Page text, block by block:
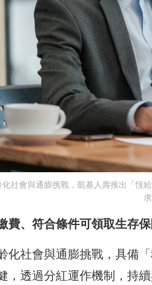
化社會與通膨挑戰，凱基人壽推出「恆
費、符合條件可領取生存
化社會與通膨挑戰，具備
，透過分紅運作機制，持